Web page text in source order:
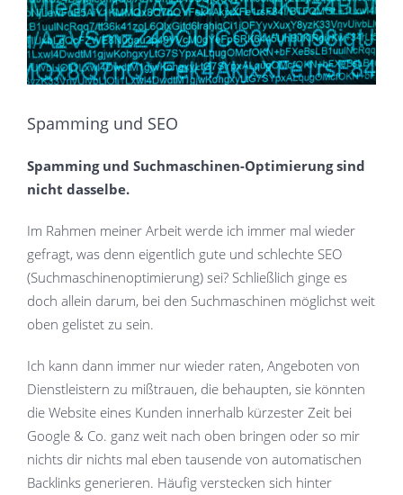
Spamming und SEO
Spamming und Suchmaschinen-Optimierung sind
nicht dasselbe.
Im Rahmen meiner Arbeit werde ich immer mal wieder
gefragt, was denn eigentlich gute und schlechte SEO
(Suchmaschinenoptimierung) sei? Schließlich ginge es
doch allein darum, bei den Suchmaschinen möglichst weit
oben gelistet zu sein.
Ich kann dann immer nur wieder raten, Angeboten von
Dienstleistern zu mißtrauen, die behaupten, sie könnten
die Website eines Kunden innerhalb kürzester Zeit bei
Google & Co. ganz weit nach oben bringen oder so mir
nichts dir nichts mal eben tausende von automatischen
Backlinks generieren. Häufig verstecken sich hinter